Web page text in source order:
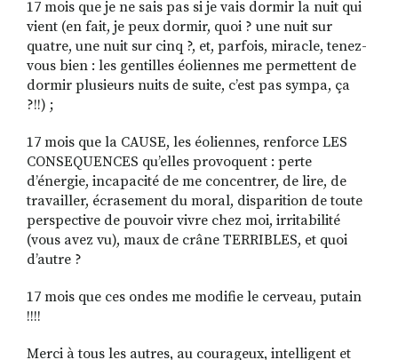
17 mois que je ne sais pas si je vais dormir la nuit qui
vient (en fait, je peux dormir, quoi ? une nuit sur
quatre, une nuit sur cinq ?, et, parfois, miracle, tenez-
vous bien : les gentilles éoliennes me permettent de
dormir plusieurs nuits de suite, c’est pas sympa, ça
?!!) ;
17 mois que la CAUSE, les éoliennes, renforce LES
CONSEQUENCES qu’elles provoquent : perte
d’énergie, incapacité de me concentrer, de lire, de
travailler, écrasement du moral, disparition de toute
perspective de pouvoir vivre chez moi, irritabilité
(vous avez vu), maux de crâne TERRIBLES, et quoi
d’autre ?
17 mois que ces ondes me modifie le cerveau, putain
!!!!
Merci à tous les autres, au courageux, intelligent et